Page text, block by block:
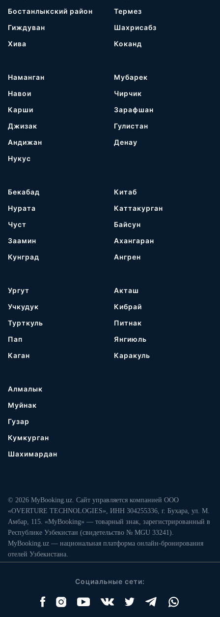
Бостанлыкский район
Гиждуван
Хива
Термез
Шахрисабз
Коканд
Наманган
Навои
Карши
Джизак
Андижан
Нукус
Мубарек
Чирчик
Зарафшан
Гулистан
Денау
Бекабад
Нурата
Чуст
Заамин
Кунград
Китаб
Каттакурган
Байсун
Ахангаран
Ангрен
Ургут
Учкудук
Турткуль
Пап
Каган
Акташ
Кибрай
Питнак
Янгиюль
Каракуль
Алмалык
Муйнак
Гузар
Кумкурган
Шахимардан
© 2026 MyBooking.uz. Сайт управляется компанией ООО
«OVERTURE TECHNOLOGIES», ИНН 304255336, г. Бухара, ул. М.
Амбар, 115. «MyBooking» — товарный знак, зарегистрированный в
Республике Узбекистан (свидетельство № MGU 33241).
MyBooking.uz — национальная платформа онлайн-бронирования
отелей Узбекистана.
Социальные сети: